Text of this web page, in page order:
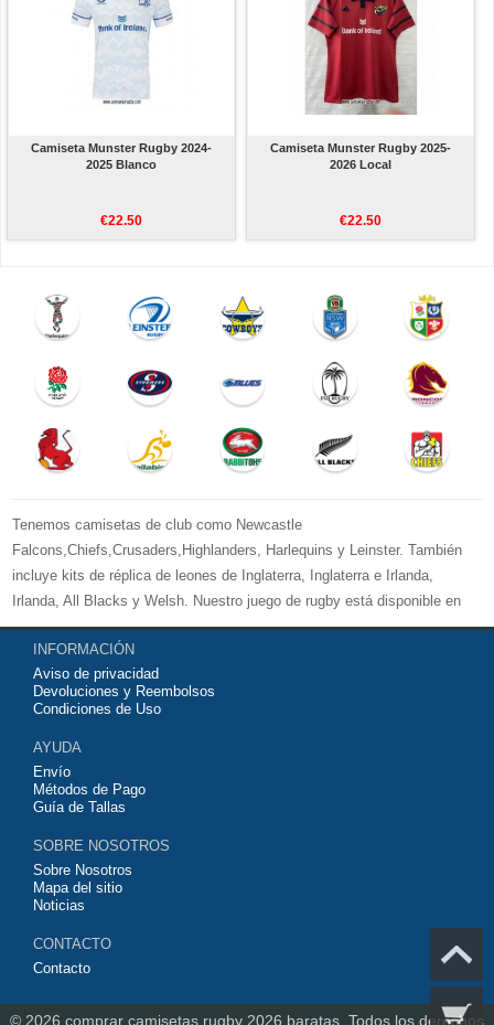
Camiseta Munster Rugby 2024-
2025 Blanco
€22.50
Camiseta Munster Rugby 2025-
2026 Local
€22.50
Tenemos camisetas de club como Newcastle
Falcons,Chiefs,Crusaders,Highlanders, Harlequins y Leinster. También
incluye kits de réplica de leones de Inglaterra, Inglaterra e Irlanda,
Irlanda, All Blacks y Welsh. Nuestro juego de rugby está disponible en
versiones para mujeres, hombres y niños. Bienvenido a comprar su
camiseta de rugby 2026 baratas
equipo de club favorito o equipo nacional.
INFORMACIÓN
Aviso de privacidad
Devoluciones y Reembolsos
Condiciones de Uso
AYUDA
Envío
Métodos de Pago
Guía de Tallas
SOBRE NOSOTROS
Sobre Nosotros
Mapa del sitio
Noticias
CONTACTO
Contacto
© 2026 comprar camisetas rugby 2026 baratas. Todos los derechos